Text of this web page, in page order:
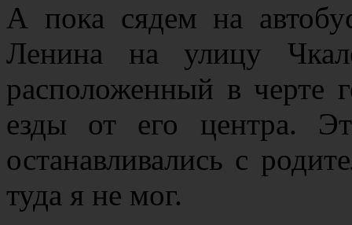
А пока сядем на
Ленина на улицу
расположенный в черте
езды от его центра.
останавливались с
туда я не мог.